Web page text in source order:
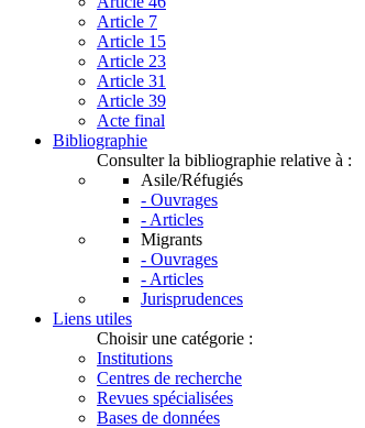
Article 7
Article 15
Article 23
Article 31
Article 39
Acte final
Bibliographie
Consulter la bibliographie relative à :
Asile/Réfugiés
- Ouvrages
- Articles
Migrants
- Ouvrages
- Articles
Jurisprudences
Liens utiles
Choisir une catégorie :
Institutions
Centres de recherche
Revues spécialisées
Bases de données